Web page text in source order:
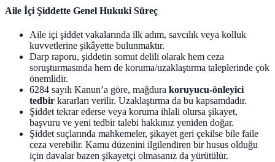
Aile İçi Şiddette Genel Hukuki Süreç
Aile içi şiddet vakalarında ilk adım, savcılık veya kolluk
kuvvetlerine şikâyette bulunmaktır.
Darp raporu, şiddetin somut delili olarak hem ceza
soruşturmasında hem de koruma/uzaklaştırma taleplerinde çok
önemlidir.
6284 sayılı Kanun’a göre, mağdura koruyucu-önleyici
tedbir kararları verilir. Uzaklaştırma da bu kapsamdadır.
Şiddet tekrar ederse veya koruma ihlali olursa şikayet,
başvuru ve yeni tedbir talebi hakkınız yeniden doğar.
Şiddet suçlarında mahkemeler, şikayet geri çekilse bile faile
ceza verebilir. Kamu düzenini ilgilendiren bir husus olduğu
için davalar bazen şikayetçi olmasanız da yürütülür.